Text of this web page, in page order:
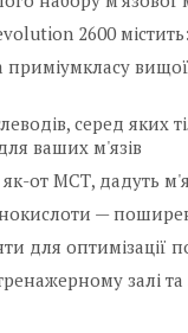
2600 містить:
приміумкласу
серед яких
ваших м'язів
от МСТ, дадуть
—
для
залі